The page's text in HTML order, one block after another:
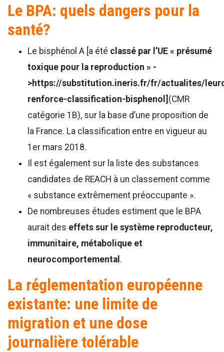
Le BPA: quels dangers pour la
santé?
Le bisphénol A [a été classé par l’UE « présumé
toxique pour la reproduction » -
>https://substitution.ineris.fr/fr/actualites/
renforce-classification-bisphenol] (CMR
catégorie 1B), sur la base d’une proposition de
la France. La classification entre en vigueur au
1er mars 2018.
Il est également sur la liste des substances
candidates de REACH à un classement comme
« substance extrêmement préoccupante ».
De nombreuses études estiment que le BPA
aurait des effets sur le système reproducteur,
immunitaire, métabolique et
neurocomportemental .
La réglementation européenne
existante: une limite de
migration et une dose
journalière tolérable